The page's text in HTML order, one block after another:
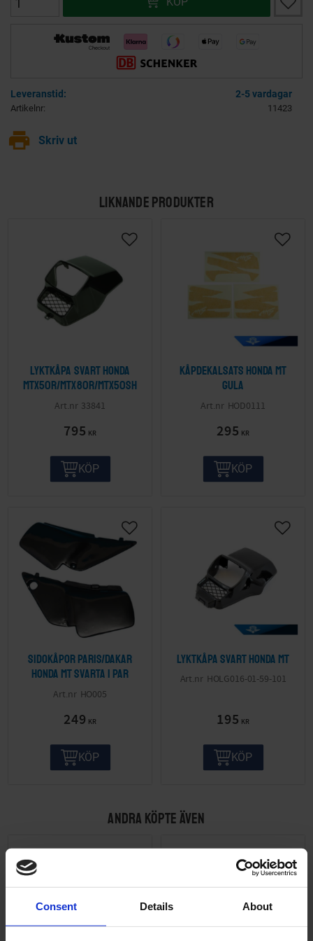
Consent Details About
2-5 vardagar
Artikelnr 11423
print Skriv ut
LIKNANDE PRODUKTER
Lyktkåpa svart Honda
MTX50R/MTX80R/MTX50SH
33841
795 KR
KÖP
Kåpdekalsats Honda MT
gula
HOD0111
295 KR
KÖP
Sidokåpor Paris/Dakar
Honda MT Svarta 1 par
HO005
249 KR
KÖP
Lyktkåpa svart Honda MT
HOLG016-01-59-101
195 KR
KÖP
ANDRA KÖPTE ÄVEN